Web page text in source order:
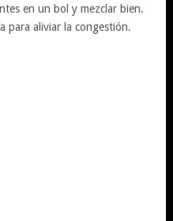
en un bol y mezclar bien.
para aliviar la congestión.